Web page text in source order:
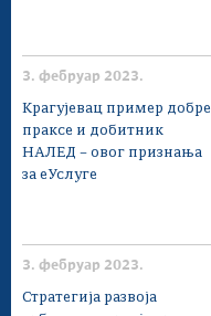
3. фебруар 2023.
Крагујевац пример добре
праксе и добитник
НАЛЕД – овог признања
за еУслуге
3. фебруар 2023.
Стратегија развоја